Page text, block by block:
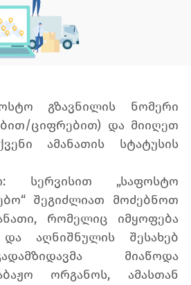
გზავნილის ნომერი
ციფრებით) და მიიღეთ
ამანათის სტატუსის
სერვისით „საფოსტო
შეგიძლიათ მოძებნოთ
რომელიც იმყოფება
აღნიშნულის შესახებ
მიაწოდა
ორგანოს, ამასთან